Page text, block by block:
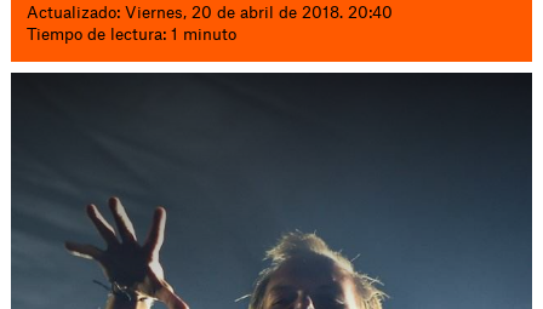
Actualizado: Viernes, 20 de abril de 2018. 20:40
Tiempo de lectura: 1 minuto